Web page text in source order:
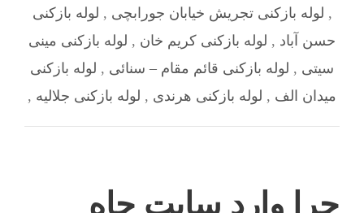
, لوله بازکنی تجریش خیابان جورابچی , لوله بازکنی
حسن آباد , لوله بازکنی کریم خان , لوله بازکنی مینی
سیتی , لوله بازکنی قائم مقام – سنائی , لوله بازکنی
میدان الف , لوله بازکنی هرندی , لوله بازکنی جلالیه ,
چرا وارد سایت چاه